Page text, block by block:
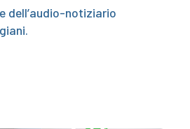
dell’audio-notiziario